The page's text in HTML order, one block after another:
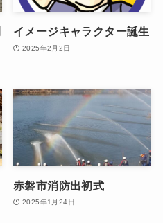
イメージキャラクター誕生
2025年2月2日
赤磐市消防出初式
2025年1月24日